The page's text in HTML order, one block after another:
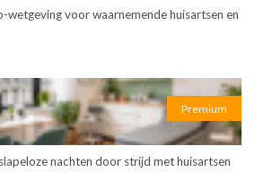
wetgeving voor waarnemende huisartsen en
Premium
nachten door strijd met huisartsen